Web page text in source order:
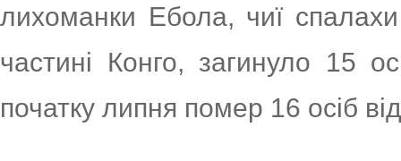
лихоманки Ебола, чиї
частині Конго, загинуло 15
початку липня помер 16 осіб